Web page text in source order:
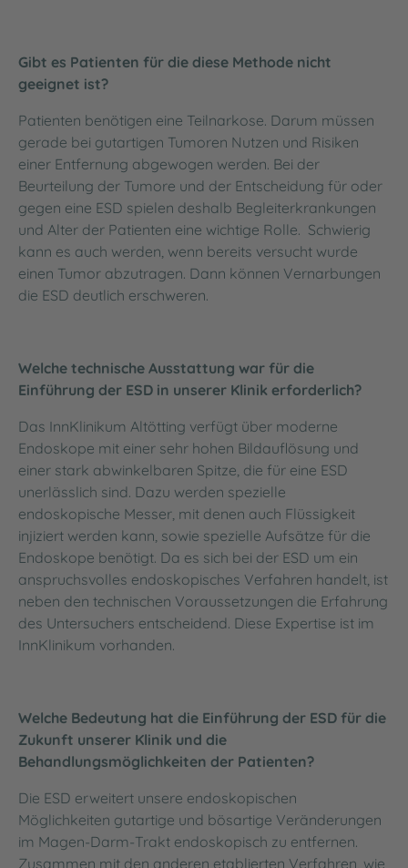
Gibt es Patienten für die diese Methode nicht
geeignet ist?
Patienten benötigen eine Teilnarkose. Darum müssen
gerade bei gutartigen Tumoren Nutzen und Risiken
einer Entfernung abgewogen werden. Bei der
Beurteilung der Tumore und der Entscheidung für oder
gegen eine ESD spielen deshalb Begleiterkrankungen
und Alter der Patienten eine wichtige Rolle. Schwierig
kann es auch werden, wenn bereits versucht wurde
einen Tumor abzutragen. Dann können Vernarbungen
die ESD deutlich erschweren.
Welche technische Ausstattung war für die
Einführung der ESD in unserer Klinik erforderlich?
Das InnKlinikum Altötting verfügt über moderne
Endoskope mit einer sehr hohen Bildauflösung und
einer stark abwinkelbaren Spitze, die für eine ESD
unerlässlich sind. Dazu werden spezielle
endoskopische Messer, mit denen auch Flüssigkeit
injiziert werden kann, sowie spezielle Aufsätze für die
Endoskope benötigt. Da es sich bei der ESD um ein
anspruchsvolles endoskopisches Verfahren handelt, ist
neben den technischen Voraussetzungen die Erfahrung
des Untersuchers entscheidend. Diese Expertise ist im
InnKlinikum vorhanden.
Welche Bedeutung hat die Einführung der ESD für die
Zukunft unserer Klinik und die
Behandlungsmöglichkeiten der Patienten?
Die ESD erweitert unsere endoskopischen
Möglichkeiten gutartige und bösartige Veränderungen
im Magen-Darm-Trakt endoskopisch zu entfernen.
Zusammen mit den anderen etablierten Verfahren, wie